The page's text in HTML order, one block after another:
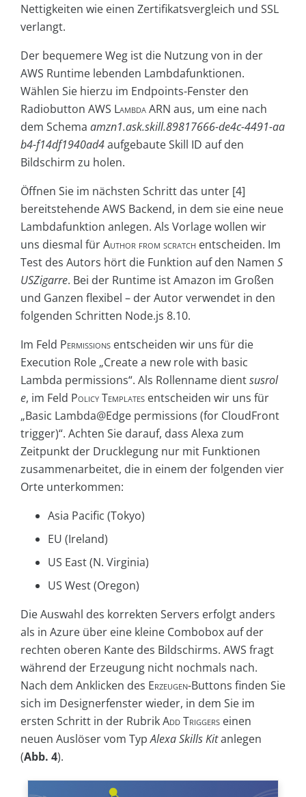
Nettigkeiten wie einen Zertifikatsvergleich und SSL
verlangt.
Der bequemere Weg ist die Nutzung von in der
AWS Runtime lebenden Lambdafunktionen.
Wählen Sie hierzu im Endpoints-Fenster den
Radiobutton AWS Lambda ARN aus, um eine nach
dem Schema amzn1.ask.skill.89817666-de4c-4491-aa
b4-f14df1940ad4aufgebaute Skill ID auf den
Bildschirm zu holen.
Öffnen Sie im nächsten Schritt das unter [4]
bereitstehende AWS Backend, in dem sie eine neue
Lambdafunktion anlegen. Als Vorlage wollen wir
uns diesmal fürAuthor from scratch entscheiden. Im
Test des Autors hört die Funktion auf den Namen S
USZigarre. Bei der Runtime ist Amazon im Großen
und Ganzen flexibel – der Autor verwendet in den
folgenden Schritten Node.js 8.10.
Im Feld Permissions entscheiden wir uns für die
Execution Role „Create a new role with basic
Lambda permissions“. Als Rollenname dientsusrol
e, im Feld Policy Templates entscheiden wir uns für
„Basic Lambda@Edge permissions (for CloudFront
trigger)“. Achten Sie darauf, dass Alexa zum
Zeitpunkt der Drucklegung nur mit Funktionen
zusammenarbeitet, die in einem der folgenden vier
Orte unterkommen:
Asia Pacific (Tokyo)
EU (Ireland)
US East (N. Virginia)
US West (Oregon)
Die Auswahl des korrekten Servers erfolgt anders
als in Azure über eine kleine Combobox auf der
rechten oberen Kante des Bildschirms. AWS fragt
während der Erzeugung nicht nochmals nach.
Nach dem Anklicken des Erzeugen-Buttons finden Sie
sich im Designerfenster wieder, in dem Sie im
ersten Schritt in der RubrikAdd Triggers einen
neuen Auslöser vom TypAlexa Skills Kitanlegen
(Abb. 4).